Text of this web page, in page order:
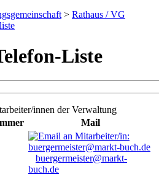
> Rathaus / VG
Liste
innen der Verwaltung
Mail
buergermeister@markt-
buch.de